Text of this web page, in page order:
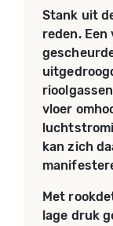
Stank uit
reden.
vloer
kan zich
Met
lage druk